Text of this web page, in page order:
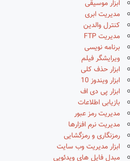
ابزار موسیقی
مدیریت ابری
کنترل والدین
مدیریت FTP
برنامه نویسی
ویرایشگر فیلم
ابزار حذف کلی
ابزار ویندوز 10
ابزار پی دی اف
بازیابی اطلاعات
مدیریت رمز عبور
مدیریت نرم افزارها
رمزنگاری و رمزگشایی
ابزار مدیریت وب سایت
مبدل فایل های ویدئویی